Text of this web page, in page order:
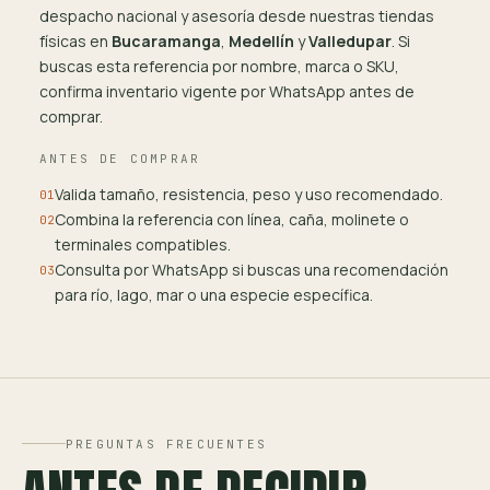
despacho nacional y asesoría desde nuestras tiendas
físicas en Bucaramanga Medellín yValledupar . Si
buscas esta referencia por nombre, marca o SKU,
confirma inventario vigente por WhatsApp antes de
comprar.
ANTES DE COMPRAR
01 Valida tamaño, resistencia, peso y uso recomendado.
02Combina la referencia con línea, caña, molinete o
terminales compatibles.
03Consulta por WhatsApp si buscas una recomendación
para río, lago, mar o una especie específica.
PREGUNTAS FRECUENTES